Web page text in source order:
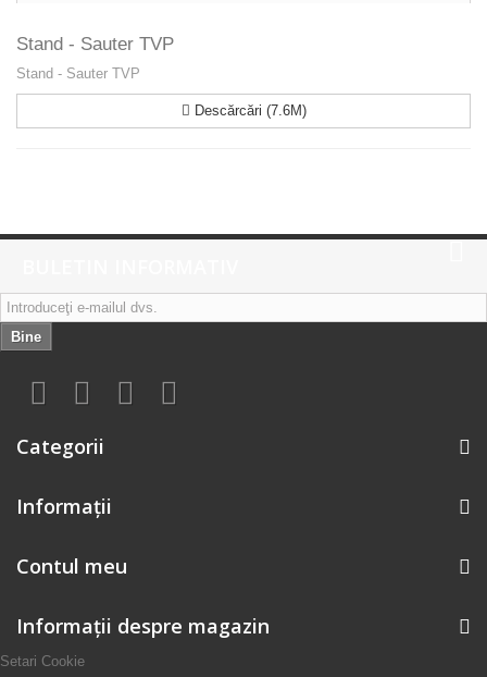
Stand - Sauter TVP
Stand - Sauter TVP
Descărcări (7.6M)
Bine
Categorii
Informaţii
Contul meu
Informații despre magazin
Setari Cookie